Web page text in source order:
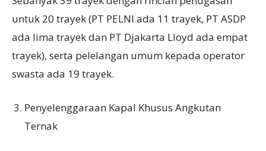
untuk 20 trayek (PT PELNI ada 11 trayek, PT ASDP
ada lima trayek dan PT Djakarta Lloyd ada empat
trayek), serta pelelangan umum kepada operator
swasta ada 19 trayek.
Penyelenggaraan Kapal Khusus Angkutan
Ternak